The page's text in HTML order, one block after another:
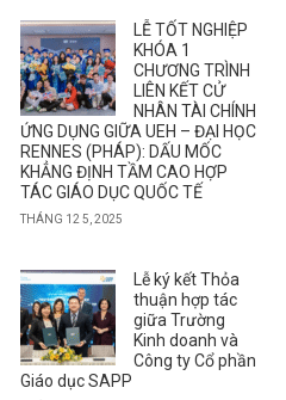
LỄ TỐT NGHIỆP
KHÓA 1
CHƯƠNG TRÌNH
LIÊN KẾT CỬ
NHÂN TÀI CHÍNH
ỨNG DỤNG GIỮA UEH – ĐẠI HỌC
RENNES (PHÁP): DẤU MỐC
KHẲNG ĐỊNH TẦM CAO HỢP
TÁC GIÁO DỤC QUỐC TẾ
THÁNG 12 5, 2025
Lễ ký kết Thỏa
thuận hợp tác
giữa Trường
Kinh doanh và
Công ty Cổ phần
Giáo dục SAPP